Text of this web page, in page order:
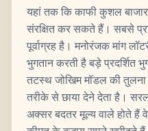
यहां तक कि काफी कुशल बाजार
संरक्षित कर सकते हैं। सबसे
पूर्वाग्रह है। मनोरंजक मांग
भुगतान करती है बड़े प्रदर्शित
तटस्थ जोखिम मॉडल की
तरीके से छाया देने देता है।
अक्सर बदतर मूल्य वाले होते हैं